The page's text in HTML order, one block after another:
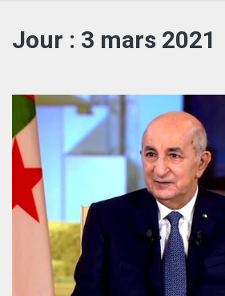
Jour : 3 mars 2021